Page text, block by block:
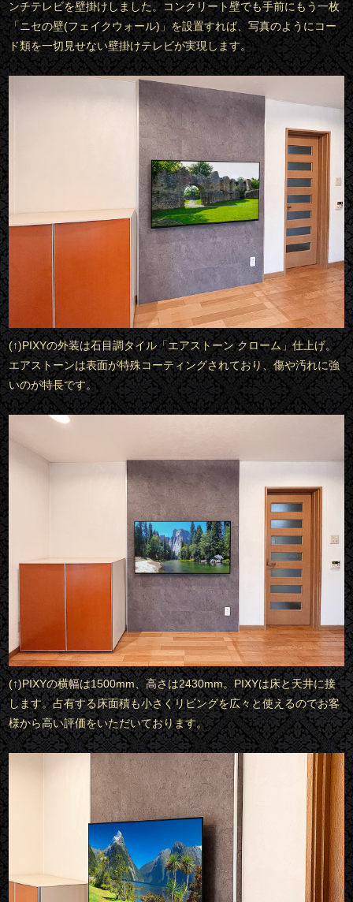
ンチテレビを壁掛けしました。コンクリート壁でも手前にもう一枚
「ニセの壁(フェイクウォール)」を設置すれば、写真のようにコー
ド類を一切見せない壁掛けテレビが実現します。
(↑)PIXYの外装は石目調タイル「エアストーン クローム」仕上げ。
エアストーンは表面が特殊コーティングされており、傷や汚れに強
いのが特長です。
(↑)PIXYの横幅は1500mm、高さは2430mm。PIXYは床と天井に接
します。占有する床面積も小さくリビングを広々と使えるのでお客
様から高い評価をいただいております。